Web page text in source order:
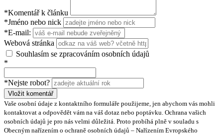
*Komentář k článku
*Jméno nebo nick
*E-mail:
Webová stránka
Souhlasím se zpracováním osobních údajů
*
*Nejste robot?
Vložit komentář
Vaše osobní údaje z kontaktního formuláře použijeme, jen abychom vás mohli
kontaktovat a odpovědět vám na váš dotaz nebo poptávku. Ochrana vašich
osobních údajů je pro nás velmi důležitá. Proto probíhá plně v souladu s
Obecným nařízením o ochraně osobních údajů – Nařízením Evropského